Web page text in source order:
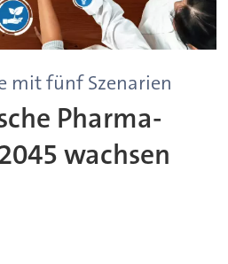
mit fünf Szenarien
Pharma-
wachsen